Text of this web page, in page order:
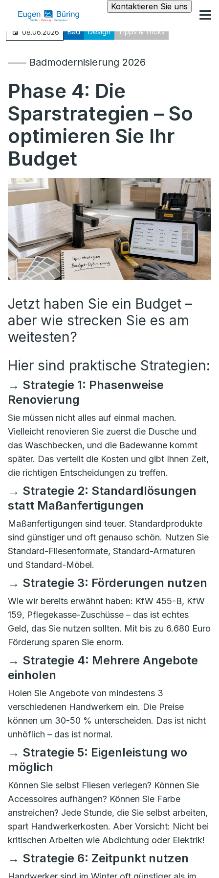
Kontaktieren Sie uns
08.06.2026 Bad Design Tipps & Tricks
⸺ Badmodernisierung 2026
Phase 4: Die
Sparstrategien – So
optimieren Sie Ihr
Budget
Jetzt haben Sie ein Budget –
aber wie strecken Sie es am
weitesten?
Hier sind praktische Strategien:
→ Strategie 1: Phasenweise
Renovierung
Sie müssen nicht alles auf einmal machen.
Vielleicht renovieren Sie zuerst die Dusche und
das Waschbecken, und die Badewanne kommt
später. Das verteilt die Kosten und gibt Ihnen Zeit,
die richtigen Entscheidungen zu treffen.
→ Strategie 2: Standardlösungen
statt Maßanfertigungen
Maßanfertigungen sind teuer. Standardprodukte
sind günstiger und oft genauso schön. Nutzen Sie
Standard-Fliesenformate, Standard-Armaturen
und Standard-Möbel.
→ Strategie 3: Förderungen nutzen
Wie wir bereits erwähnt haben: KfW 455-B, KfW
159, Pflegekasse-Zuschüsse – das ist echtes
Geld, das Sie nutzen sollten. Mit bis zu 6.680 Euro
Förderung sparen Sie enorm.
→ Strategie 4: Mehrere Angebote
einholen
Holen Sie Angebote von mindestens 3
verschiedenen Handwerkern ein. Die Preise
können um 30-50 % unterscheiden. Das ist nicht
unhöflich – das ist normal.
→ Strategie 5: Eigenleistung wo
möglich
Können Sie selbst Fliesen verlegen? Können Sie
Accessoires aufhängen? Können Sie Farbe
anstreichen? Jede Stunde, die Sie selbst arbeiten,
spart Handwerkerkosten. Aber Vorsicht: Nicht bei
kritischen Arbeiten wie Abdichtung oder Elektrik!
→ Strategie 6: Zeitpunkt nutzen